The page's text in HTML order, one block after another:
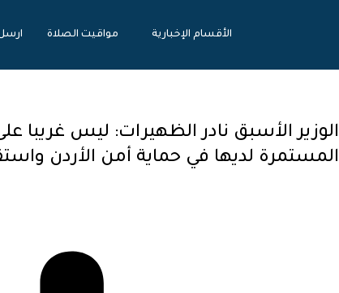
الأقسام الإخبارية مواقيت الصلاة
الوزير الأسبق نادر الظهيرات: ليس غريبا
المستمرة لديها في حماية أمن الأردن